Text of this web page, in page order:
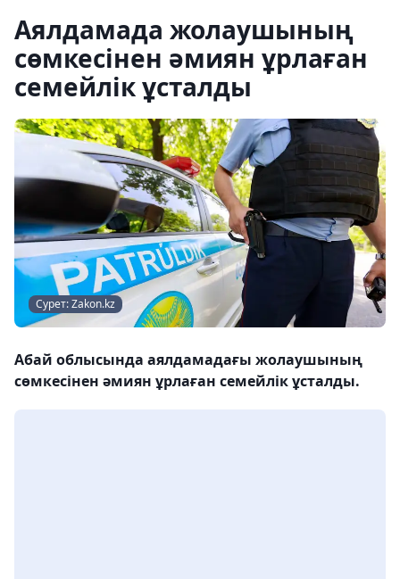
Аялдамада жолаушының
сөмкесінен әмиян ұрлаған
семейлік ұсталды
Сурет: Zakon.kz
Абай облысында аялдамадағы жолаушының
сөмкесінен әмиян ұрлаған семейлік ұсталды.